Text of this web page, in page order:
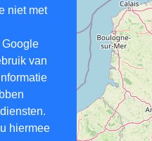
niet met
Google
van
hiermee